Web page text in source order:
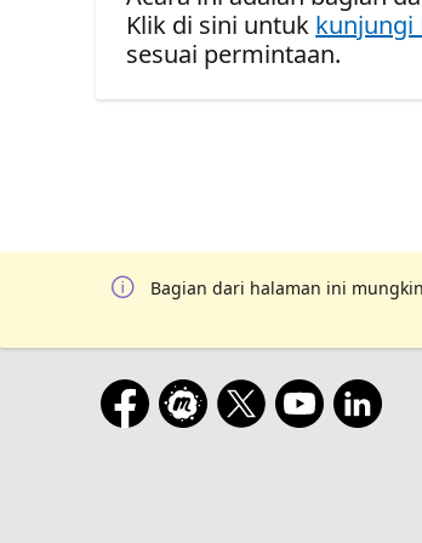
Klik di sini untuk kunjungi
sesuai permintaan.
Bagian dari halaman ini